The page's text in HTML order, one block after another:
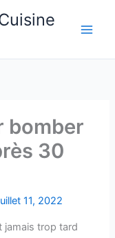
bomber
30
11, 2022
jamais trop tard